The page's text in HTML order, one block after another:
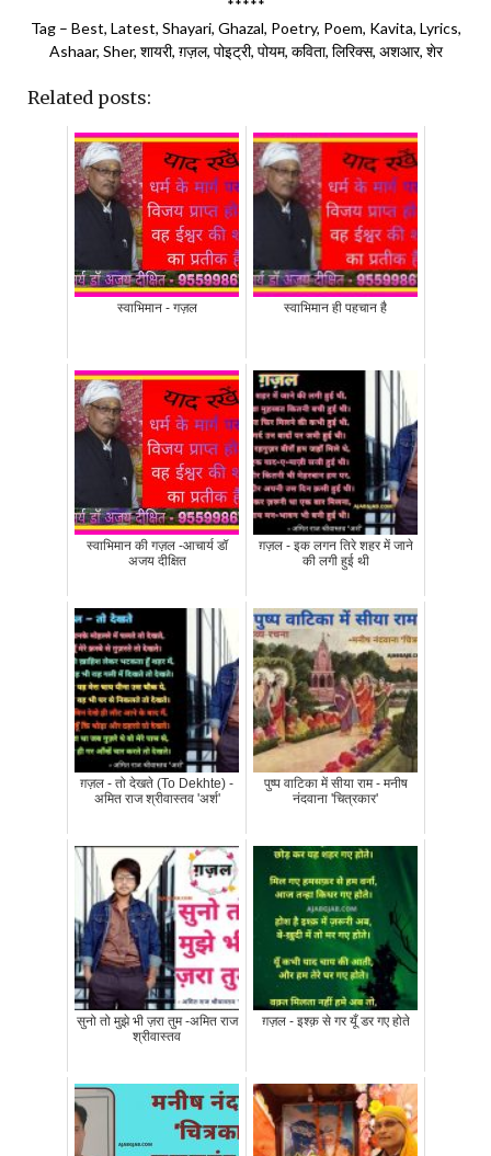
*****
Tag – Best, Latest, Shayari, Ghazal, Poetry, Poem, Kavita, Lyrics,
Ashaar, Sher, शायरी, ग़ज़ल, पोइट्री, पोयम, कविता, लिरिक्स, अशआर, शेर
Related posts:
स्वाभिमान - गज़ल स्वाभिमान ही पहचान है
स्वाभिमान की गज़ल -आचार्य डॉ
अजय दीक्षित
ग़ज़ल - इक लगन तिरे शहर में जाने
की लगी हुई थी
ग़ज़ल - तो देखते (To Dekhte) -
अमित राज श्रीवास्तव 'अर्श'
पुष्प वाटिका में सीया राम - मनीष
नंदवाना 'चित्रकार'
सुनो तो मुझे भी ज़रा तुम -अमित राज
श्रीवास्तव
ग़ज़ल - इश्क़ से गर यूँ डर गए होते